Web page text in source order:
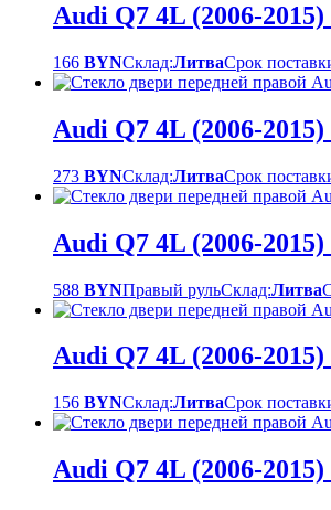
Audi Q7 4L (2006-
166 BYNСклад:ЛитваСрок
Audi Q7 4L (2006-
273 BYNСклад:ЛитваСрок
Audi Q7 4L (2006-
588 BYNПравый рульСклад:Литва
Audi Q7 4L (2006-
156 BYNСклад:ЛитваСрок
Audi Q7 4L (2006-